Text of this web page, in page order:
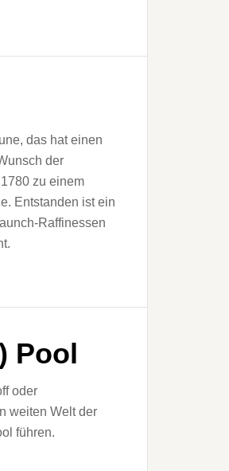
das hat einen
der
zu einem
Entstanden ist ein
Raffinessen
Pool
oder
weiten Welt der
führen.